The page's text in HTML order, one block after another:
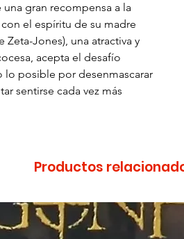
gran recompensa a la
el espíritu de su madre
Jones), una atractiva y
acepta el desafío
posible por desenmascarar
sentirse cada vez más
Productos